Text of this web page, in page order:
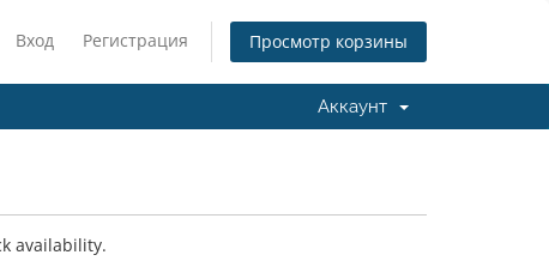
Вход Регистрация Просмотр корзины
Аккаунт
availability.